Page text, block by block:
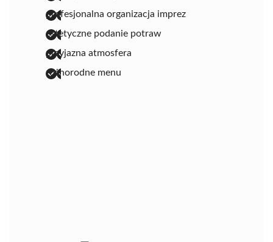
profesjonalna organizacja imprez
estetyczne podanie potraw
przyjazna atmosfera
różnorodne menu